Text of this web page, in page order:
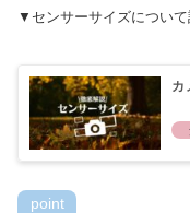
▼センサーサイズについて
カ
point